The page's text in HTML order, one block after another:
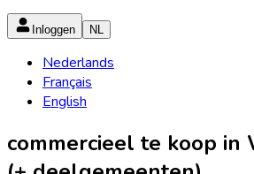
Inloggen NL
Nederlands
Français
English
commercieel te koop in